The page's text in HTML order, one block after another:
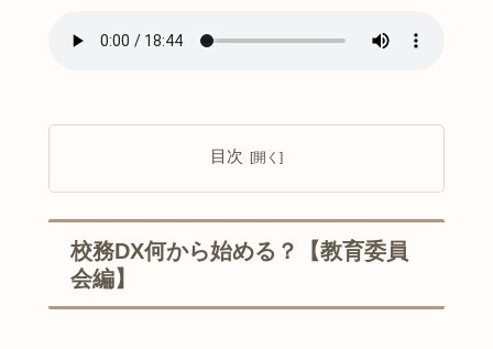
目次
校務DX何から始める？【教育委員
会編】